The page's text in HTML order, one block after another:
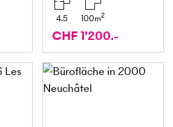
4.5 100m2
CHF 1'200.-